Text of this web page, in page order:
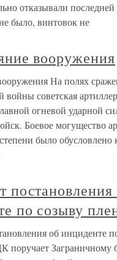
отказывали
было, винтовок не
вооружения
На полях
войны советская
огневой ударной
Боевое могущество
было обусловлено
постановления
по созыву
об инциденте
поручает